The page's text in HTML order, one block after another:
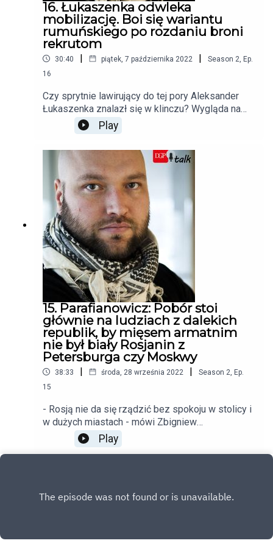
16. Łukaszenka odwleka
mobilizację. Boi się wariantu
rumuńskiego po rozdaniu broni
rekrutom
30:40 | piątek, 7 października 2022 | Season 2, Ep.
16
Czy sprytnie lawirujący do tej pory Aleksander
Łukaszenka znalazł się w klinczu? Wygląda na
to, że tzw. pakietnyj padchod, zawierający w
sobie zarówno ofertę współpracy, jak i groźbę,
dosięga białoruskiego prezydenta coraz mocniej.
Play
15. Parafianowicz: Pobór stoi
głównie na ludziach z dalekich
republik, by mięsem armatnim
nie był biały Rosjanin z
Petersburga czy Moskwy
38:33 | środa, 28 września 2022 | Season 2, Ep.
15
- Rosją nie da się rządzić bez spokoju w stolicy i
w dużych miastach - mówi Zbigniew
Parafianowicz. Tłumaczy też dlaczego
Samarkanda odmieniła Putina i dlaczego Rosjanie
użycia broni jądrowej przez Kreml.
Play